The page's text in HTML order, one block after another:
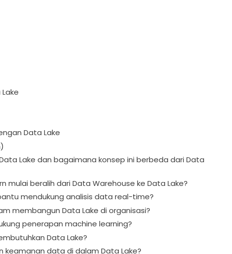
Data Lake
Lake dan bagaimana konsep ini berbeda dari Data
mulai beralih dari Data Warehouse ke Data Lake?
mendukung analisis data real-time?
membangun Data Lake di organisasi?
penerapan machine learning?
Data Lake?
keamanan data di dalam Data Lake?